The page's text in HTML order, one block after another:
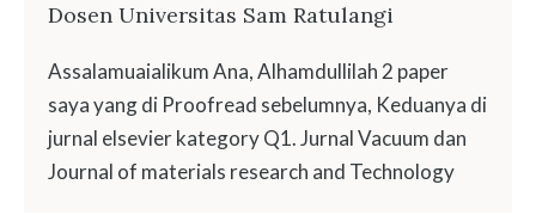
Dosen Universitas Sam Ratulangi
Assalamuaialikum Ana, Alhamdullilah 2 paper
saya yang di Proofread sebelumnya, Keduanya di
jurnal elsevier kategory Q1. Jurnal Vacuum dan
Journal of materials research and Technology